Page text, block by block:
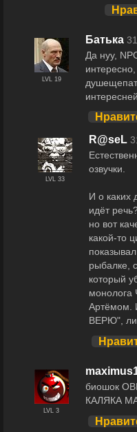
LVL 19
Батька
Да нуу,
LVL 33
R@seL
озвучки.
И о каких
идёт
но вот
какой-то
рыбалке,
который
монолога
Артёмом.
ВЕРЮ",
LVL 3
биошок
КАЛЯКА